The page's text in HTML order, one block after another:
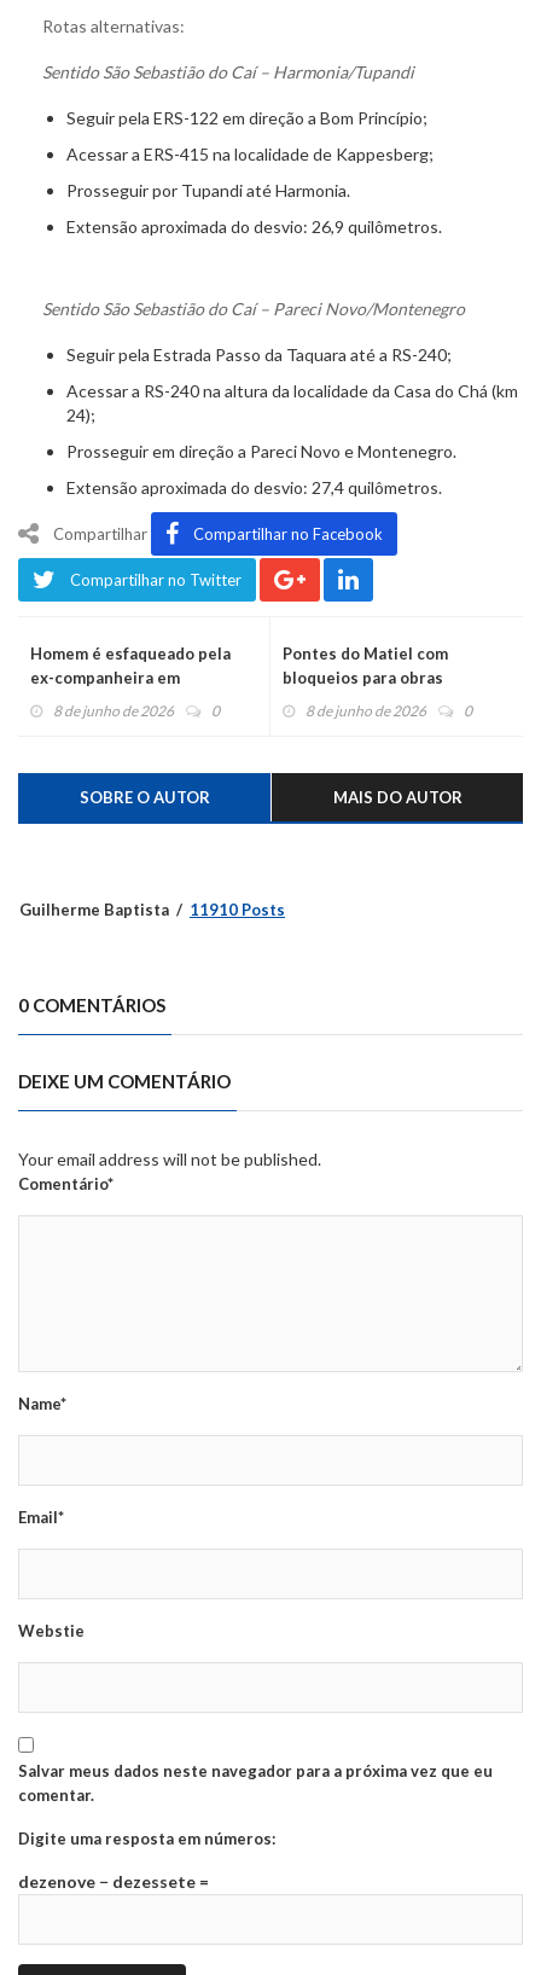
Rotas alternativas:
Sentido São Sebastião do Caí – Harmonia/Tupandi
Seguir pela ERS-122 em direção a Bom Princípio;
Acessar a ERS-415 na localidade de Kappesberg;
Prosseguir por Tupandi até Harmonia.
Extensão aproximada do desvio: 26,9 quilômetros.
Sentido São Sebastião do Caí – Pareci Novo/Montenegro
Seguir pela Estrada Passo da Taquara até a RS-240;
Acessar a RS-240 na altura da localidade da Casa do Chá (km
24);
Prosseguir em direção a Pareci Novo e Montenegro.
Extensão aproximada do desvio: 27,4 quilômetros.
Compartilhar Compartilhar no Facebook
Compartilhar no Twitter
Homem é esfaqueado pela
ex-companheira em
Montenegro
8 de junho de 2026 0
Pontes do Matiel com
bloqueios para obras
8 de junho de 2026 0
SOBRE O AUTOR MAIS DO AUTOR
Guilherme Baptista 11910 Posts
0 COMENTÁRIOS
DEIXE UM COMENTÁRIO
Your email address will not be published.
Comentário*
Name*
Email*
Webstie
Salvar meus dados neste navegador para a próxima vez que eu
comentar.
Digite uma resposta em números:
dezenove − dezessete =